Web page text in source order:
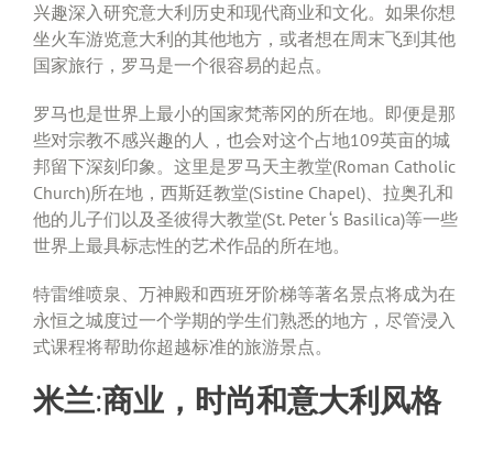
兴趣深入研究意大利历史和现代商业和文化。如果你想
坐火车游览意大利的其他地方，或者想在周末飞到其他
国家旅行，罗马是一个很容易的起点。
罗马也是世界上最小的国家梵蒂冈的所在地。即便是那
些对宗教不感兴趣的人，也会对这个占地109英亩的城
邦留下深刻印象。这里是罗马天主教堂(Roman Catholic
Church)所在地，西斯廷教堂(Sistine Chapel)、拉奥孔和
他的儿子们以及圣彼得大教堂(St. Peter ‘s Basilica)等一些
世界上最具标志性的艺术作品的所在地。
特雷维喷泉、万神殿和西班牙阶梯等著名景点将成为在
永恒之城度过一个学期的学生们熟悉的地方，尽管浸入
式课程将帮助你超越标准的旅游景点。
米兰:商业，时尚和意大利风格